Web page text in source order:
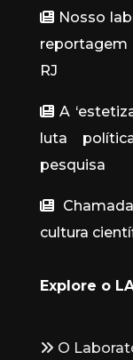
Nosso
reportagem
RJ
A
luta
pesquisa
cultura
Explore o
O